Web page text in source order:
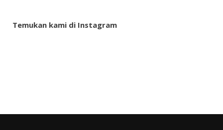
Temukan kami di Instagram